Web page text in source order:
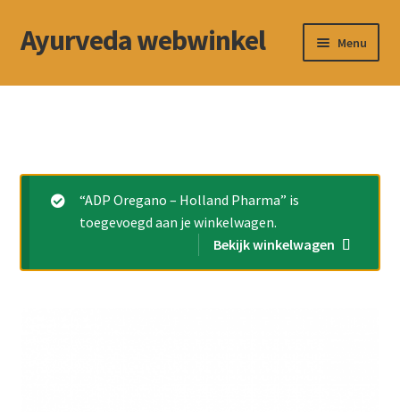
Ga
door
Ga
naar
Ayurveda webwinkel Menu
Winkel
Betalingswijze
Privacybeleid
Algemene voorwaarden
“ADP Oregano – Holland Pharma” is
toegevoegd aan je winkelwagen.
Bekijk winkelwagen